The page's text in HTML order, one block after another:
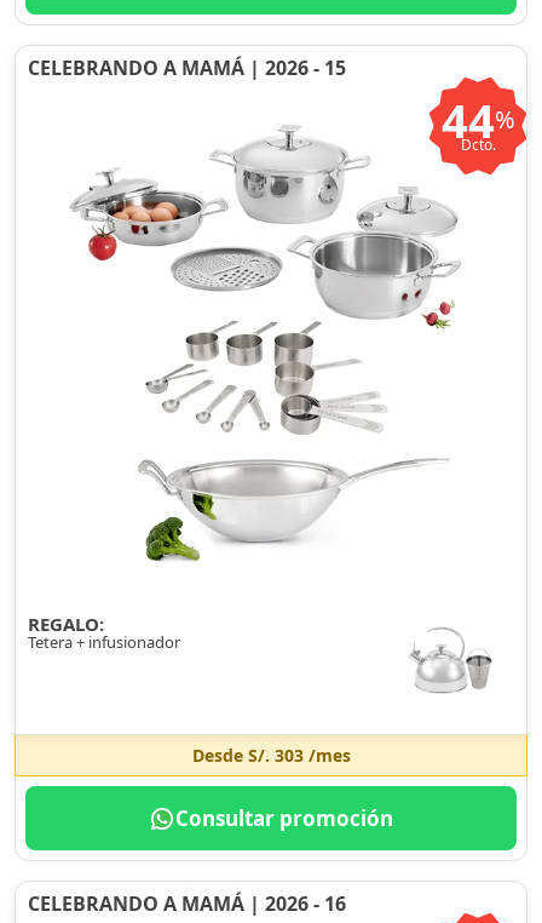
CELEBRANDO A MAMÁ | 2026 - 15
44%
Dcto.
REGALO:
Tetera + infusionador
Desde S/. 303/mes
Consultar promoción
CELEBRANDO A MAMÁ | 2026 - 16